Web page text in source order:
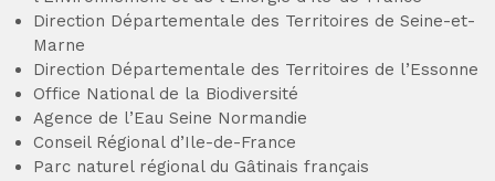
Direction Départementale des Territoires de Seine-et-
Marne
Direction Départementale des Territoires de l’Essonne
Office National de la Biodiversité
Agence de l’Eau Seine Normandie
Conseil Régional d’Ile-de-France
Parc naturel régional du Gâtinais français